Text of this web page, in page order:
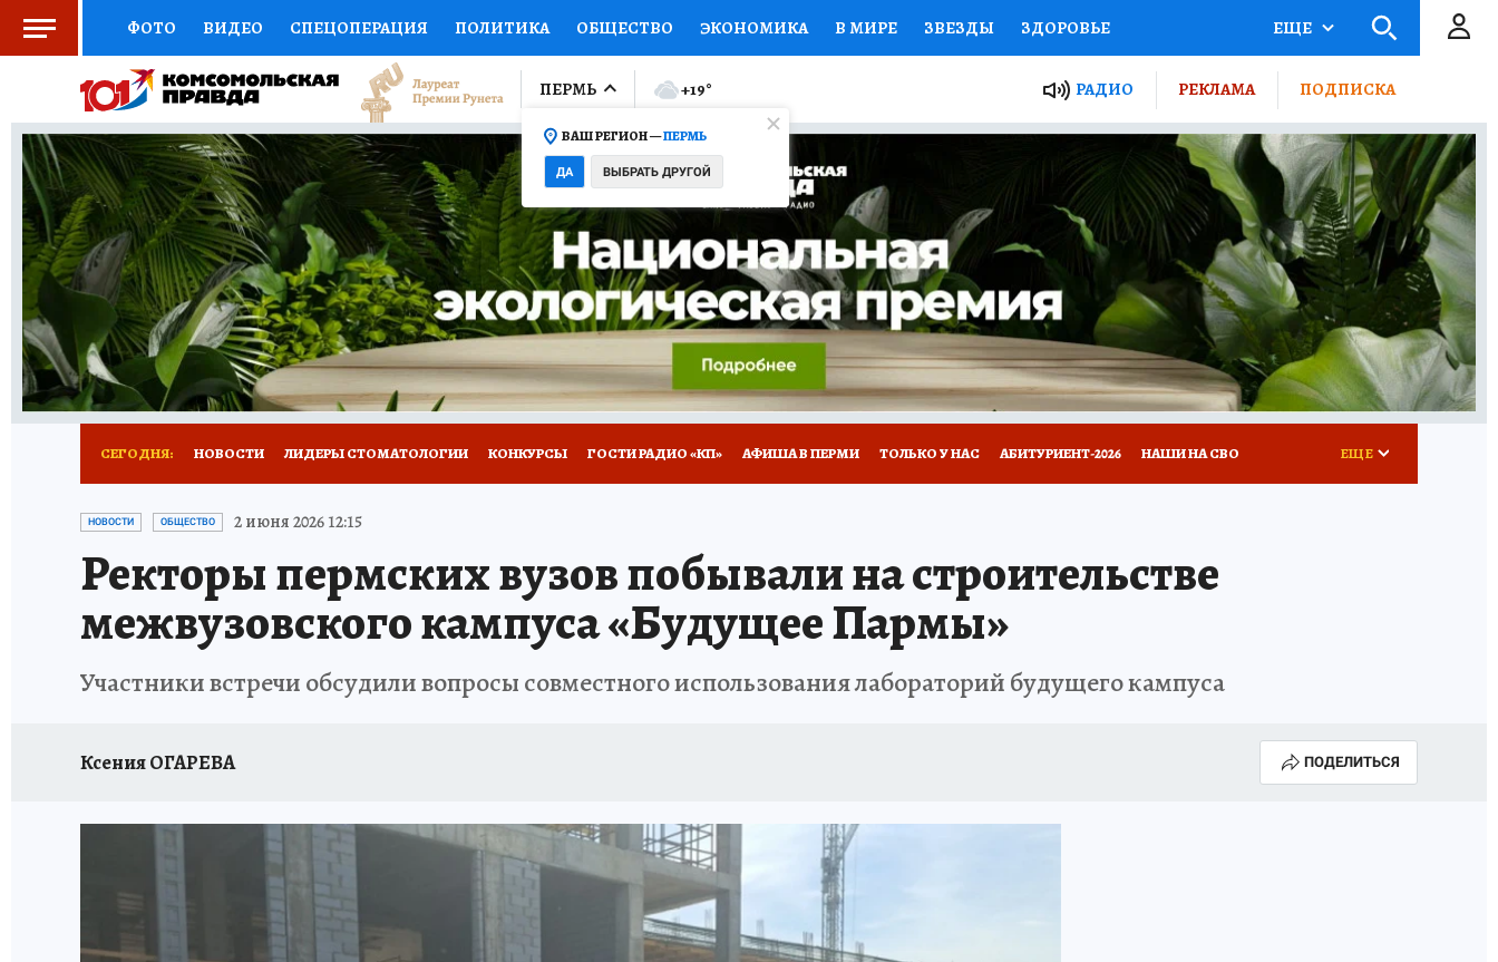
ФОТО ВИДЕО СПЕЦОПЕРАЦИЯ ПОЛИТИКА ОБЩЕСТВО ЭКОНОМИКА В МИРЕ ЗВЕЗДЫ ЗДОРОВЬЕ
СОЦПОДДЕРЖКА НАУКА СПОРТ КОЛУМНИСТЫ ПРОИСШЕСТВИЯ НАЦИОНАЛЬНЫЕ ПРОЕКТЫ РОССИИ
ВЫБОР ЭКСПЕРТОВ ДОКТОР ФИНАНСЫ ОТКРЫВАЕМ МИР Я ЗНАЮ СЕМЬЯ ЖЕНСКИЕ СЕКРЕТЫ ПУТЕВОДИТЕЛЬ
КНИЖНАЯ ПОЛКА ПРОГНОЗЫ НА СПОРТ ПРОМОКОДЫ СЕРИАЛЫ СПЕЦПРОЕКТЫ ДЕФИЦИТ ЖЕЛЕЗА ТУРИЗМ
ПРЕСС-ЦЕНТР НЕДВИЖИМОСТЬ ТЕЛЕВИЗОР КОЛЛЕКЦИИ КОНКУРСЫ РАБОТА У НАС ГИД ПОТРЕБИТЕЛЯ ВСЕ О КП
РАДИО КП РЕКЛАМА ТЕСТЫ НОВОЕ НА САЙТЕ
ЕЩЕ
ПЕРМЬ
ВАШ РЕГИОН —ПЕРМЬ
ДА ВЫБРАТЬ ДРУГОЙ
+19° РАДИО РЕКЛАМА ПОДПИСКА
СЕГОДНЯ: НОВОСТИ ЛИДЕРЫ СТОМАТОЛОГИИ КОНКУРСЫ ГОСТИ РАДИО «КП» АФИША В ПЕРМИ ТОЛЬКО У НАС АБИТУРИЕНТ-2026 НАШИ НА СВО
ВОЕНКОРЫ УКРАИНА: СВОДКА
СНЕГОПАД ВЕКА НАСТОЯЩИЕ ЛЮДИ ОТДЫХ В РОССИИ ЗАПОВЕДНАЯ РОССИЯ ГЕРОИ В БЕЛЫХ ХАЛАТАХ ВЫБОРЫ ГУБЕРНАТОРА
КЛИНИКА ГОДА 2025 ПРОИСШЕСТВИЯ НАСТОЯЩИЕ ЛЮДИ ПРОПАЛИ 13 ТУРИСТОВ ДЕНЬ ПОБЕДЫ В ПЕРМИ
ИСПЫТАНО НА СЕБЕ КЛИНИКА ГОДА-2024
ЕЩЕ
НОВОСТИ ОБЩЕСТВО 2 июня 2026 12:15
Ректоры пермских вузов побывали на строительстве
межвузовского кампуса «Будущее Пармы»
Участники встречи обсудили вопросы совместного использования лабораторий будущего кампуса
Ксения ОГАРЕВА ПОДЕЛИТЬСЯ